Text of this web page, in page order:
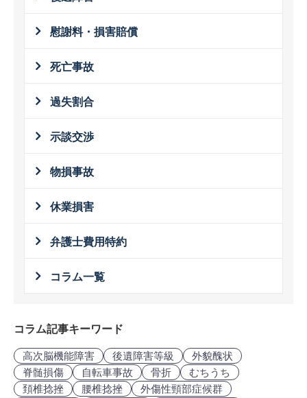
慰謝料・損害賠償
死亡事故
過失割合
示談交渉
物損事故
休業損害
弁護士費用特約
コラム一覧
コラム記事キーワード
高次脳機能障害 後遺障害等級
外貌醜状
脊髄損傷
自転車事故 骨折
むちうち
頚椎捻挫
腰椎捻挫
外傷性頸部症候群